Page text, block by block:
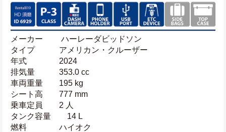
メーカー 　　ハーレーダビッドソン
タイプ　　　アメリカン・クルーザー
年式　　　　2024
排気量　　　353.0 cc
車両重量　　195 kg
シート高　　777 mm
乗車定員　　2 人
タンク容量　　14 L
燃料　　　　ハイオク